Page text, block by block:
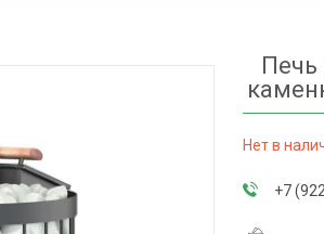
Печь
Нет в
+7